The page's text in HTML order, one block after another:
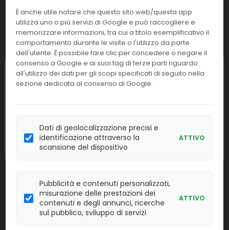
Effettua ilLOGINper acquistare.
A45817 Liquid Waste bot.unicel DxL600
1 pz.
Linea:
IMM
99091 Minividas Carta termica
Confezione:
Linea:
Effettua il LOGIN per acquistare.
973243 Mioglobina
È anche utile notare che questo sito web/questa app
utilizza uno o più servizi di Google e può raccogliere e
memorizzare informazioni, tra cui a titolo esemplificativo il
comportamento durante le visite o l'utilizzo da parte
dell'utente. È possibile fare clic per concedere o negare il
consenso a Google e ai suoi tag di terze parti riguardo
all'utilizzo dei dati per gli scopi specificati di seguito nella
sezione dedicata al consenso di Google.
Dati di geolocalizzazione precisi e
identificazione attraverso la
scansione del dispositivo
ATTIVO
Pubblicità e contenuti personalizzati,
misurazione delle prestazioni dei
contenuti e degli annunci, ricerche
sul pubblico, sviluppo di servizi
ATTIVO
Chiusura estiva
riprenderanno regolarmente
agosto.